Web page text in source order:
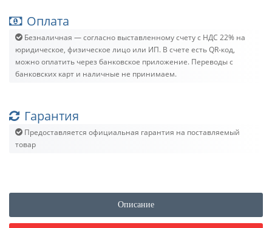
Оплата
Безналичная — согласно выставленному счету c НДС 22% на
юридическое, физическое лицо или ИП. В счете есть QR-код,
можно оплатить через банковское приложение. Переводы с
банковских карт и наличные не принимаем.
Гарантия
Предоставляется официальная гарантия на поставляемый
товар
Описание